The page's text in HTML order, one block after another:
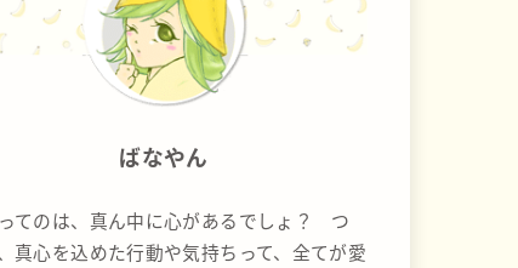
ばなやん
ってのは、真ん中に心があるでしょ？ つ
真心を込めた行動や気持ちって、全てが愛